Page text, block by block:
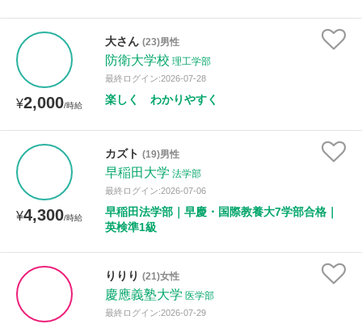
¥2,000/時給
大さん (23)男性
防衛大学校 理工学部
最終ログイン:2026-07-28
楽しく わかりやすく
¥4,300/時給
カズト (19)男性
早稲田大学 法学部
最終ログイン:2026-07-06
早稲田法学部｜早慶・国際教養大7学部合格｜
英検準1級
りりり (21)女性
慶應義塾大学 医学部
最終ログイン:2026-07-29